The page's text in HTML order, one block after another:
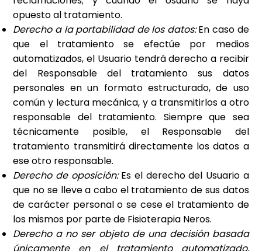
opuesto al tratamiento.
Derecho a la portabilidad de los datos:En caso de
que el tratamiento se efectúe por medios
automatizados, el Usuario tendrá derecho a recibir
del Responsable del tratamiento sus datos
personales en un formato estructurado, de uso
común y lectura mecánica, y a transmitirlos a otro
responsable del tratamiento. Siempre que sea
técnicamente posible, el Responsable del
tratamiento transmitirá directamente los datos a
ese otro responsable.
Derecho de oposición:Es el derecho del Usuario a
que no se lleve a cabo el tratamiento de sus datos
de carácter personal o se cese el tratamiento de
los mismos por parte de Fisioterapia Neros.
Derecho a no ser objeto de una decisión basada